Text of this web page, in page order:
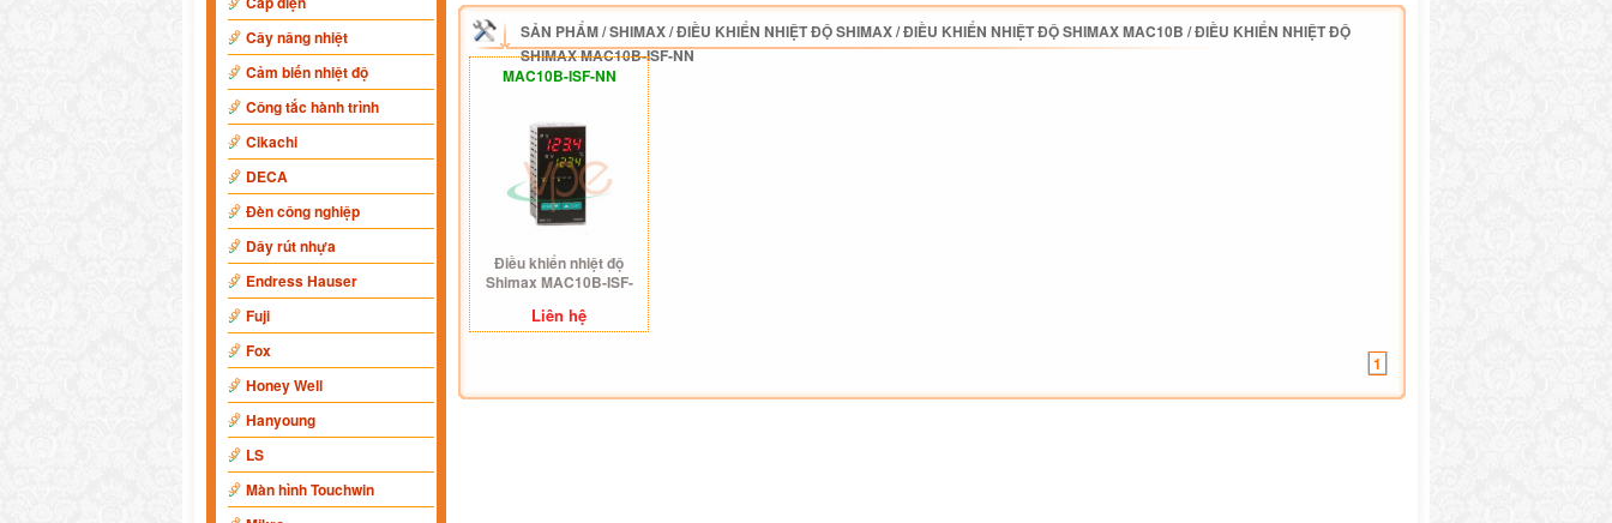
Cây nâng nhiệt
Cảm biến nhiệt độ
Công tắc hành trình
Cikachi
DECA
Đèn công nghiệp
Dây rút nhựa
Endress Hauser
Fuji
Fox
Honey Well
Hanyoung
LS
Màn hình Touchwin
SẢN PHẨM/SHIMAX/ĐIỀU KHIỂN NHIỆT ĐỘ SHIMAX/ĐIỀU KHIỂN NHIỆT ĐỘ SHIMAX MAC10B /ĐIỀU KHIỂN NHIỆT ĐỘ
SHIMAX MAC10B-ISF-NN
MAC10B-ISF-NN
Điều khiển nhiệt độ
Shimax MAC10B-ISF-
Liên hệ
1